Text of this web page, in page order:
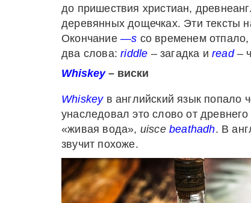
до пришествия христиан,
деревянных дощечках. Эти тексты
Окончание —s со временем
два слова:riddle – загадка иread –
Whiskey – виски
Whiskey в английский язык попало
унаследовал это слово от
«живая вода», uiscebeathadh. В
звучит похоже.